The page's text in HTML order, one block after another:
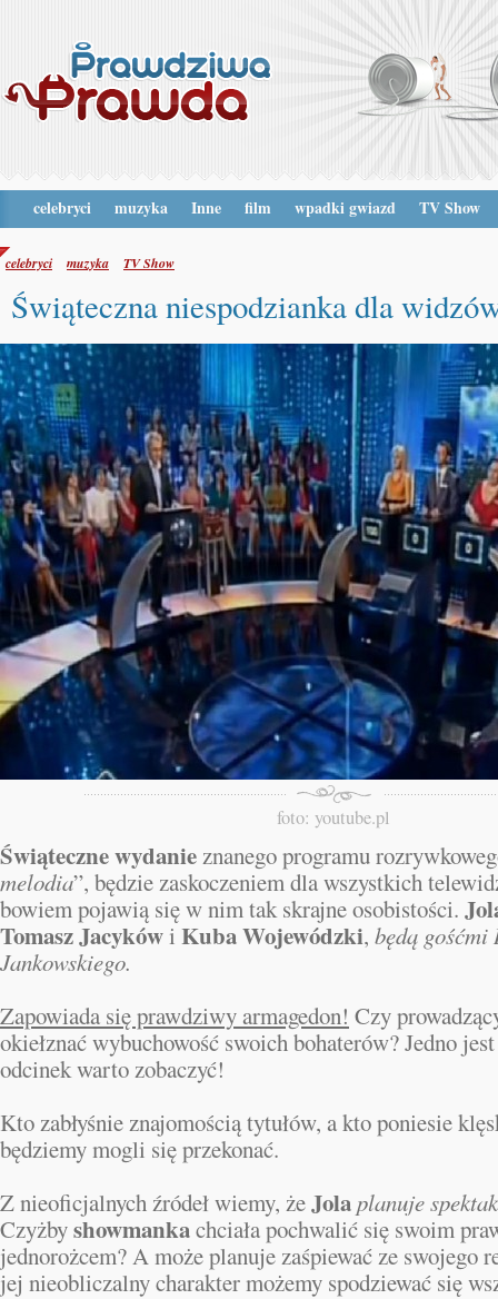
celebryci muzyka Inne film wpadki gwiazd TV Show
celebryci muzyka TV Show
Świąteczna niespodzianka dla
foto: youtube.pl
Świąteczne wydanieznanego programu
melodia”, będzie zaskoczeniem dla wszystkich
bowiem pojawią się w nim tak skrajne osobistości.
Tomasz Jacykówi Kuba Wojewódzki, będą gośćmi
Jankowskiego.
Zapowiada się prawdziwy armagedon! Czy
okiełznać wybuchowość swoich bohaterów? Jedno
odcinek warto zobaczyć!
Kto zabłyśnie znajomością tytułów, a kto poniesie
będziemy mogli się przekonać.
Z nieoficjalnych źródeł wiemy, żeJolaplanuje
Czyżbyshowmankachciała pochwalić się swoim
jednorożcem? A może planuje zaśpiewać ze swojego
jej nieobliczalny charakter możemy spodziewać się